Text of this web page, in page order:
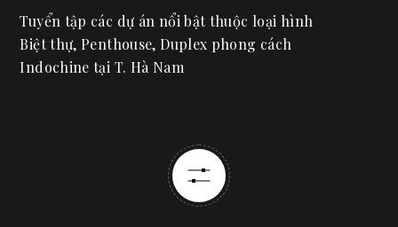
Tuyển tập các dự án nổi bật thuộc loại hình
Biệt thự, Penthouse, Duplex phong cách
Indochine tại T. Hà Nam